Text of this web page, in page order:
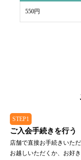
550円
STEP1
ご入会手続きを行う
店舗で直接お手続きいた
お越しいただくか、お好